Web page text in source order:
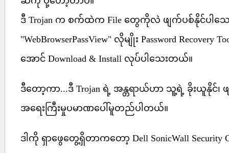
ဒီ Trojan က စက်ထဲက File တွေကိုလဲ ဖျက်ပစ်နိုင်ပါသေ
"WebBrowserPassView" လိုမျိုး Password
အောင် Download & Install လုပ်ပါသေးတယ်။
ဒီတော့ကာ...ဒီ Trojan ရဲ့ အန္တရာယ်ဟာ သူ့ရဲ့ ခိုးယူနိုင်၊
အရေးကြီးမှုပမာဏပေါ်မူတည်ပါတယ်။
ဒါကို ရှာဖွေတွေ့ရှိတာကတော့ Dell SonicWall Security